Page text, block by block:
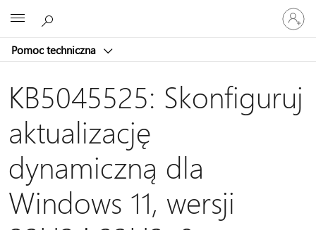
Pomoc techniczna
Zaloguj
się
do
konta
KB5045525: Skonfiguruj
aktualizację
dynamiczną dla
Windows 11, wersji